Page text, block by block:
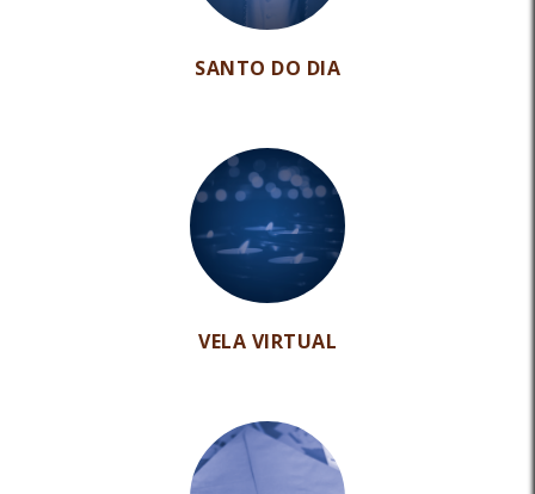
SANTO DO DIA
VELA VIRTUAL